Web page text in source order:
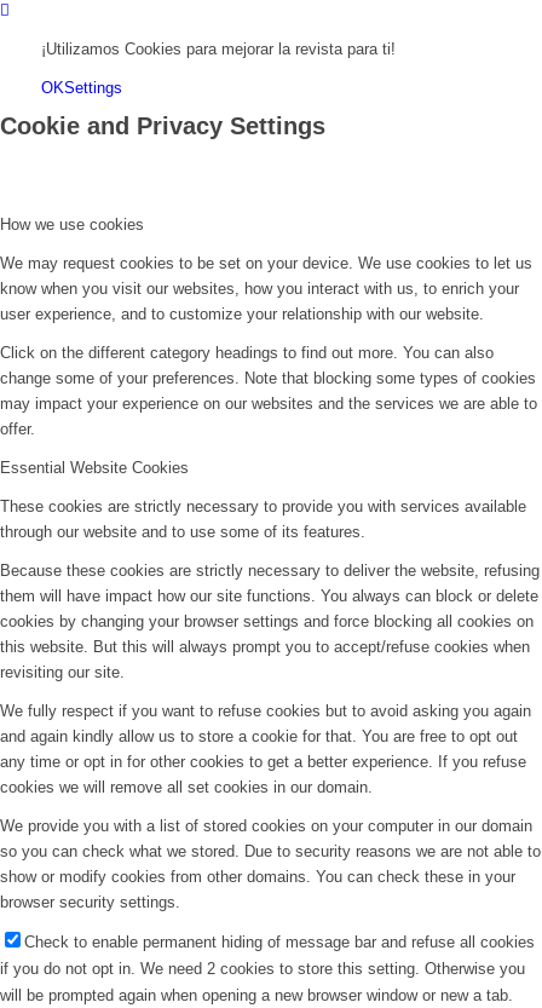
¡Utilizamos Cookies para mejorar la revista para ti!
OKSettings
Cookie and Privacy Settings
How we use cookies
We may request cookies to be set on your device. We use cookies to let us
know when you visit our websites, how you interact with us, to enrich your
user experience, and to customize your relationship with our website.
Click on the different category headings to find out more. You can also
change some of your preferences. Note that blocking some types of cookies
may impact your experience on our websites and the services we are able to
offer.
Essential Website Cookies
These cookies are strictly necessary to provide you with services available
through our website and to use some of its features.
Because these cookies are strictly necessary to deliver the website, refusing
them will have impact how our site functions. You always can block or delete
cookies by changing your browser settings and force blocking all cookies on
this website. But this will always prompt you to accept/refuse cookies when
revisiting our site.
We fully respect if you want to refuse cookies but to avoid asking you again
and again kindly allow us to store a cookie for that. You are free to opt out
any time or opt in for other cookies to get a better experience. If you refuse
cookies we will remove all set cookies in our domain.
We provide you with a list of stored cookies on your computer in our domain
so you can check what we stored. Due to security reasons we are not able to
show or modify cookies from other domains. You can check these in your
browser security settings.
Check to enable permanent hiding of message bar and refuse all cookies
if you do not opt in. We need 2 cookies to store this setting. Otherwise you
will be prompted again when opening a new browser window or new a tab.